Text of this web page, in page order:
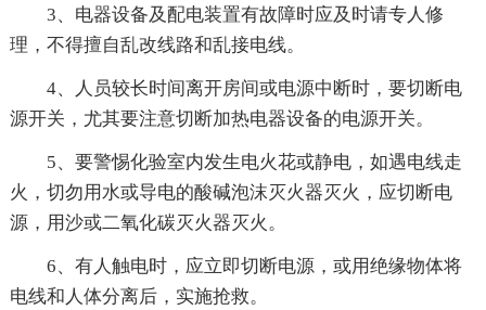
3、电器设备及配电装置有故障时应及时请专人修
理，不得擅自乱改线路和乱接电线。
4、人员较长时间离开房间或电源中断时，要切断电
源开关，尤其要注意切断加热电器设备的电源开关。
5、要警惕化验室内发生电火花或静电，如遇电线走
火，切勿用水或导电的酸碱泡沫灭火器灭火，应切断电
源，用沙或二氧化碳灭火器灭火。
6、有人触电时，应立即切断电源，或用绝缘物体将
电线和人体分离后，实施抢救。